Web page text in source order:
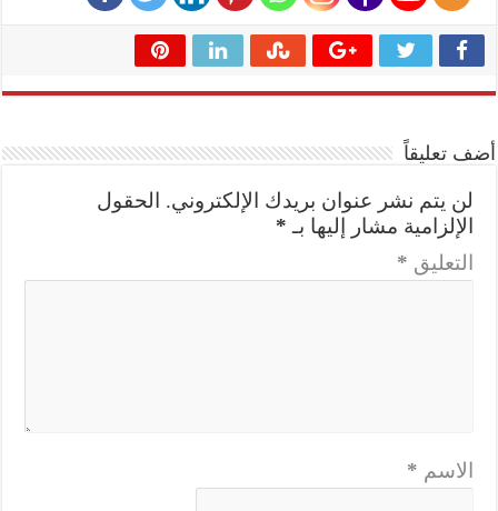
أضف تعليقاً
لن يتم نشر عنوان بريدك الإلكتروني.
الحقول
الإلزامية مشار إليها بـ *
التعليق *
الاسم *